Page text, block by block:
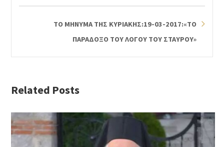
ΤΟ ΜΗΝΥΜΑ ΤΗΣ ΚΥΡΙΑΚΗΣ:19-03-2017:«ΤΟ
ΠΑΡΑΔΟΞΟ ΤΟΥ ΛΟΓΟΥ ΤΟΥ ΣΤΑΥΡΟΥ»
Related Posts